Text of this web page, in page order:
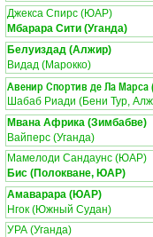
Джекса Спирс (ЮАР)
Мбарара Сити (Уганда)
Белуиздад (Алжир)
Видад (Марокко)
Авенир Спортив де Ла Марса
Шабаб Риади (Бени Тур,
Мвана Африка (Зимбабве)
Вайперс (Уганда)
Мамелоди Сандаунс (ЮАР)
Бис (Полокване, ЮАР)
Амаварара (ЮАР)
Нгок (Южный Судан)
УРА (Уганда)